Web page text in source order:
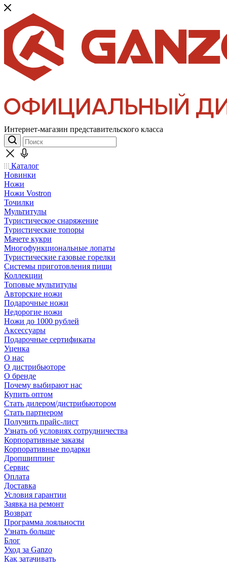
Интернет-магазин представительского класса
Каталог
Новинки
Ножи
Ножи Vostron
Точилки
Мультитулы
Туристическое снаряжение
Туристические топоры
Мачете кукри
Многофункциональные лопаты
Туристические газовые горелки
Системы приготовления пищи
Коллекции
Топовые мультитулы
Авторские ножи
Подарочные ножи
Недорогие ножи
Ножи до 1000 рублей
Аксессуары
Подарочные сертификаты
Уценка
О нас
О дистрибьюторе
О бренде
Почему выбирают нас
Купить оптом
Стать дилером/дистрибьютором
Стать партнером
Получить прайс-лист
Узнать об условиях сотрудничества
Корпоративные заказы
Корпоративные подарки
Дропшиппинг
Сервис
Оплата
Доставка
Условия гарантии
Заявка на ремонт
Возврат
Программа лояльности
Узнать больше
Блог
Уход за Ganzo
Как затачивать